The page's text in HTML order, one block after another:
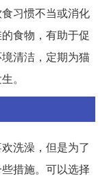
习惯不当或消化
食物，有助于促
清洁，定期为猫
。
洗澡，但是为了
措施。可以选择